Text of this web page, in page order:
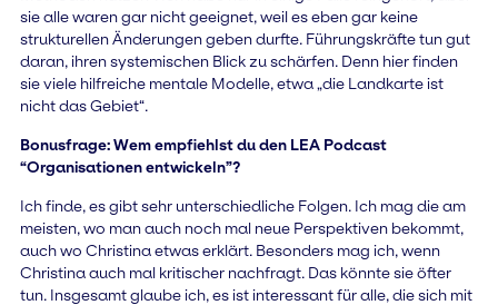
sie alle waren gar nicht geeignet, weil es eben gar keine
strukturellen Änderungen geben durfte. Führungskräfte tun gut
daran, ihren systemischen Blick zu schärfen. Denn hier finden
sie viele hilfreiche mentale Modelle, etwa „die Landkarte ist
nicht das Gebiet“.
Bonusfrage: Wem empfiehlst du den LEA Podcast
“Organisationen entwickeln”?
Ich finde, es gibt sehr unterschiedliche Folgen. Ich mag die am
meisten, wo man auch noch mal neue Perspektiven bekommt,
auch wo Christina etwas erklärt. Besonders mag ich, wenn
Christina auch mal kritischer nachfragt. Das könnte sie öfter
tun. Insgesamt glaube ich, es ist interessant für alle, die sich mit